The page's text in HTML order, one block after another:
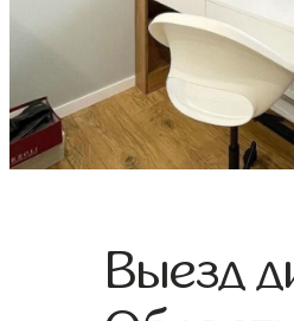
Выезд